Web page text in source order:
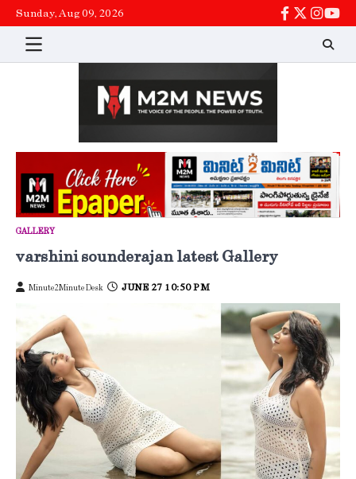
Skip
content
Sunday, Aug 09, 2026
facebook
twitter
GALLERY
varshini sounderajan latest Gallery
Minute2Minute Desk JUNE 27 10:50 PM